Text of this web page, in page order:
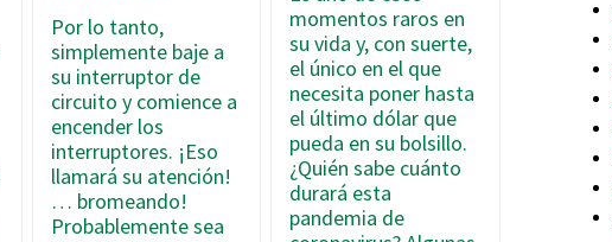
Por lo tanto,
simplemente baje a
su interruptor de
circuito y comience a
encender los
interruptores. ¡Eso
llamará su atención!
… bromeando!
Probablemente sea
momentos raros en
su vida y, con suerte,
el único en el que
necesita poner hasta
el último dólar que
pueda en su bolsillo.
¿Quién sabe cuánto
durará esta
pandemia de